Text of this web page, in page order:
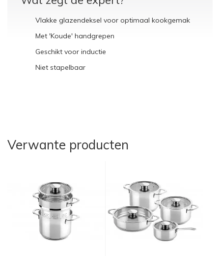
Vlakke glazendeksel voor optimaal kookgemak
Met 'Koude' handgrepen
Geschikt voor inductie
Niet stapelbaar
Verwante producten